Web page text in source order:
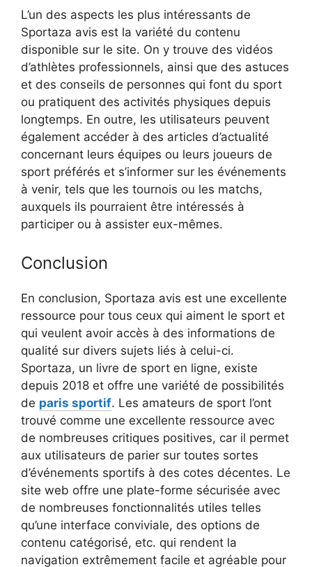
L’un des aspects les plus intéressants de
Sportaza avis est la variété du contenu
disponible sur le site. On y trouve des vidéos
d’athlètes professionnels, ainsi que des astuces
et des conseils de personnes qui font du sport
ou pratiquent des activités physiques depuis
longtemps. En outre, les utilisateurs peuvent
également accéder à des articles d’actualité
concernant leurs équipes ou leurs joueurs de
sport préférés et s’informer sur les événements
à venir, tels que les tournois ou les matchs,
auxquels ils pourraient être intéressés à
participer ou à assister eux-mêmes.
Conclusion
En conclusion, Sportaza avis est une excellente
ressource pour tous ceux qui aiment le sport et
qui veulent avoir accès à des informations de
qualité sur divers sujets liés à celui-ci.
Sportaza, un livre de sport en ligne, existe
depuis 2018 et offre une variété de possibilités
de paris sportif. Les amateurs de sport l’ont
trouvé comme une excellente ressource avec
de nombreuses critiques positives, car il permet
aux utilisateurs de parier sur toutes sortes
d’événements sportifs à des cotes décentes. Le
site web offre une plate-forme sécurisée avec
de nombreuses fonctionnalités utiles telles
qu’une interface conviviale, des options de
contenu catégorisé, etc. qui rendent la
navigation extrêmement facile et agréable pour